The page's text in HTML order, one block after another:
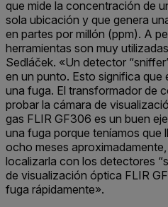
que mide la concentración de
sola ubicación y que genera
en partes por millón (ppm). A
herramientas son muy
Sedláček. «Un detector
en un punto. Esto significa que
una fuga. El transformador de
probar la cámara de
gas FLIR GF306 es un buen
una fuga porque teníamos que
ocho meses
localizarla con los detectores
de visualización óptica FLIR
fuga rápidamente».